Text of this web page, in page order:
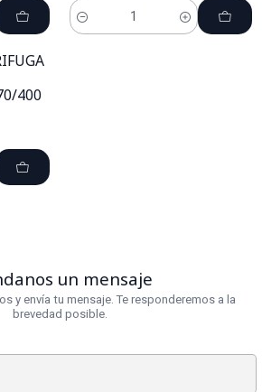
Cantidad
400
un mensaje
y envía tu mensaje. Te responderemos a la
brevedad posible.